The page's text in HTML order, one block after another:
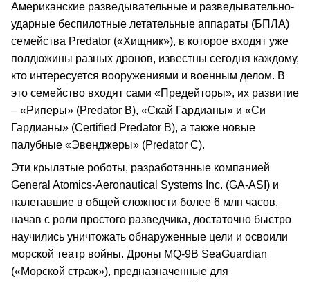
Американские разведывательные и разведывательно-
ударные беспилотные летательные аппараты (БПЛА)
семейства Predator («Хищник»), в которое входят уже
полдюжины разных дронов, известны сегодня каждому,
кто интересуется вооружениями и военным делом. В
это семейство входят сами «Предейторы», их развитие
– «Риперы» (Predator B), «Скай Гардианы» и «Си
Гардианы» (Certified Predator B), а также новые
палубные «Эвенджеры» (Predator C).
Эти крылатые роботы, разработанные компанией
General Atomics-Aeronautical Systems Inc. (GA-ASI) и
налетавшие в общей сложности более 6 млн часов,
начав с роли простого разведчика, достаточно быстро
научились уничтожать обнаруженные цели и освоили
морской театр войны. Дроны MQ-9B SeaGuardian
(«Морской страж»), предназначенные для